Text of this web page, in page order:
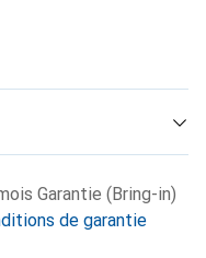
Garantie (Bring-in)
de garantie